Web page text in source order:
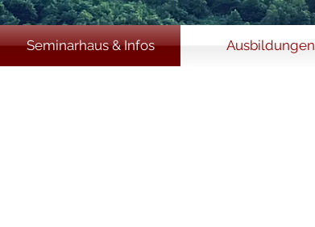
Seminarhaus & Infos Ausbildungen